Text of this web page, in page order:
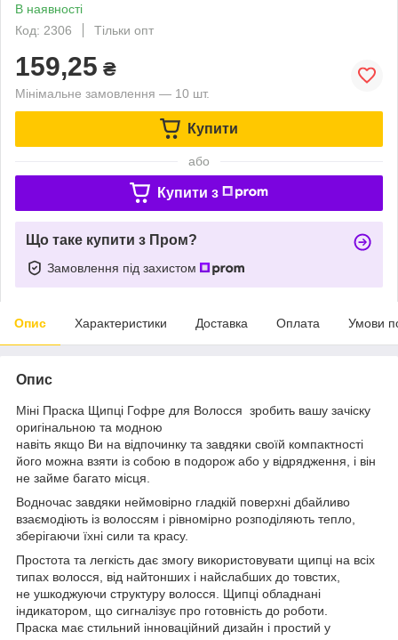
В наявності
Код: 2306
Тільки опт
159,25 ₴
Мінімальне замовлення — 10 шт.
Купити
або
Купити з
Що таке купити з Пром?
Замовлення під захистом
Опис Характеристики Доставка Оплата Умови
Опис
Міні Праска Щипці Гофре для Волосся зробить вашу зачіску
оригінальною та модною
навіть якщо Ви на відпочинку та завдяки своїй компактності
його можна взяти із собою в подорож або у відрядження, і він
не займе багато місця.
Водночас завдяки неймовірно гладкій поверхні дбайливо
взаємодіють із волоссям і рівномірно розподіляють тепло,
зберігаючи їхні сили та красу.
Простота та легкість дає змогу використовувати щипці на всіх
типах волосся, від найтонших і найслабших до товстих,
не ушкоджуючи структуру волосся. Щипці обладнані
індикатором, що сигналізує про готовність до роботи.
Праска має стильний інноваційний дизайн і простий у